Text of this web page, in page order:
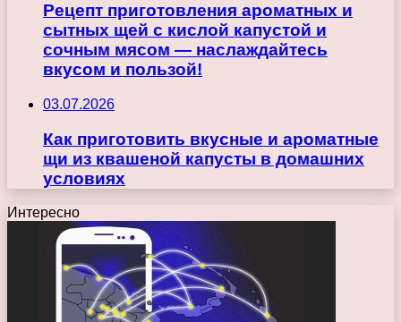
Рецепт приготовления ароматных и
сытных щей с кислой капустой и
сочным мясом — наслаждайтесь
вкусом и пользой!
03.07.2026
Как приготовить вкусные и ароматные
щи из квашеной капусты в домашних
условиях
Интересно